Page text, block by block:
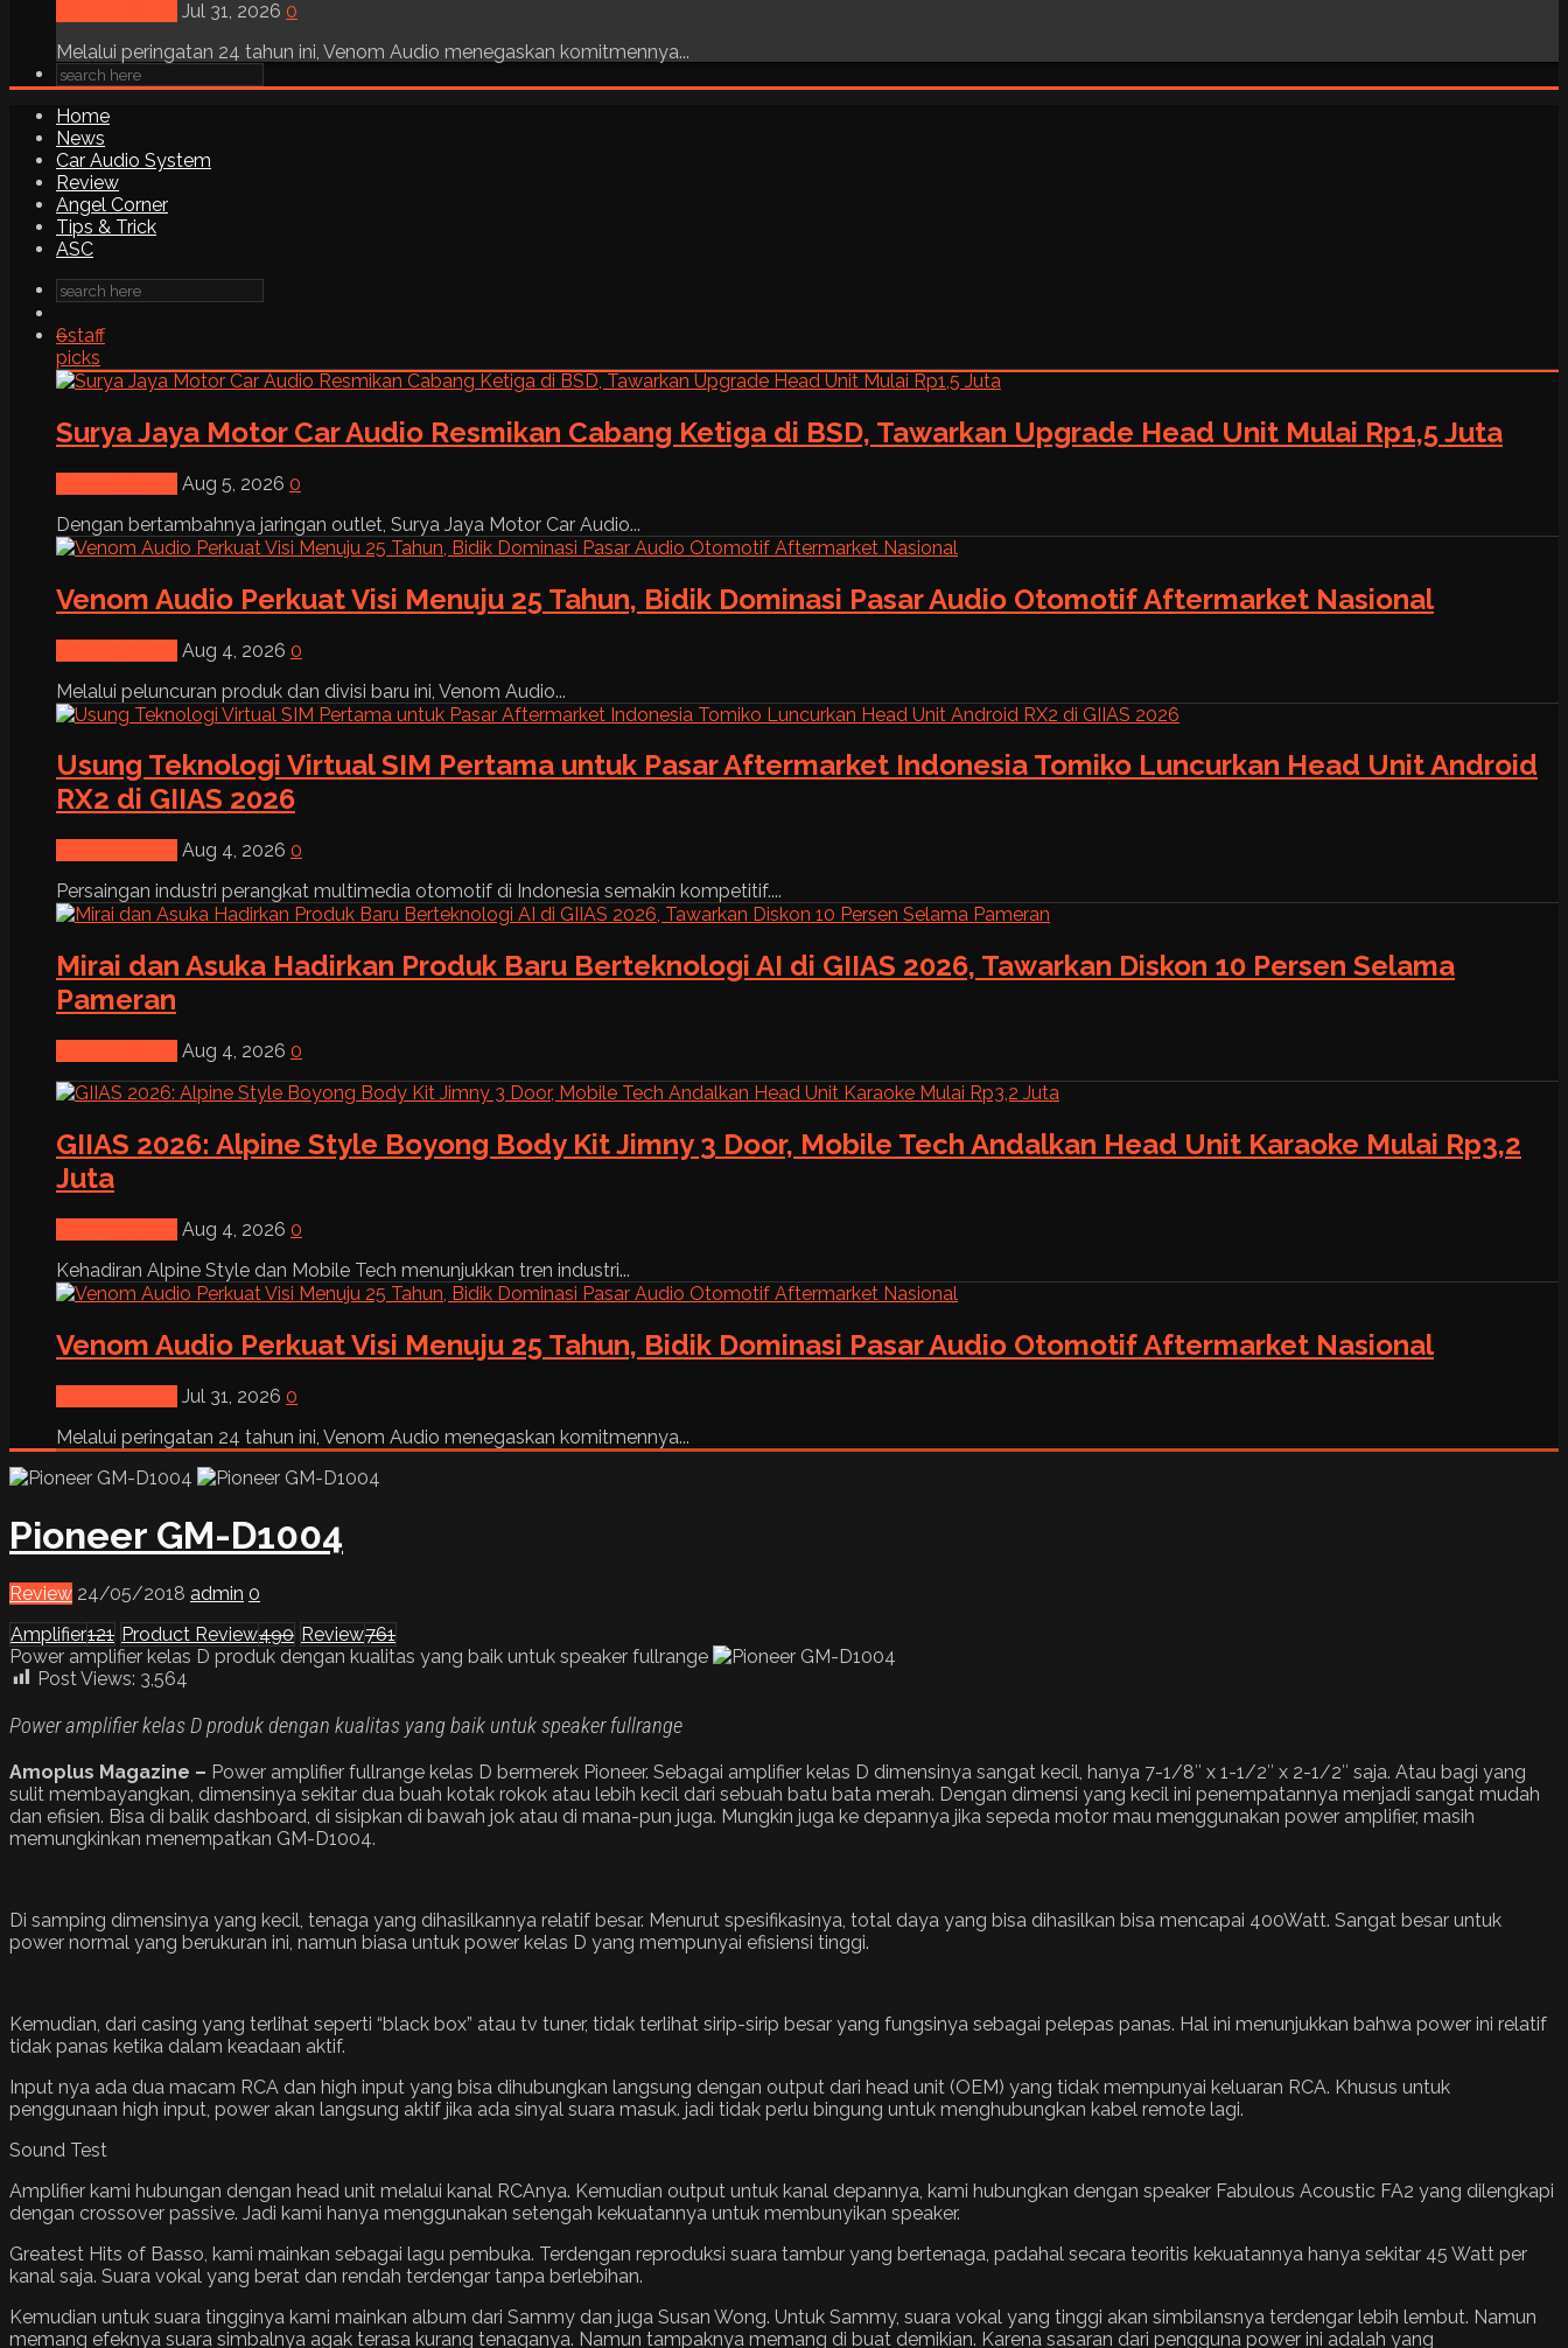
Jul 31, 2026 0
Melalui peringatan 24 tahun ini, Venom Audio menegaskan komitmennya...
Home
News
Car Audio System
Review
Angel Corner
Tips & Trick
ASC
6staff
picks
Surya Jaya Motor Car Audio Resmikan Cabang Ketiga di BSD, Tawarkan Upgrade Head Unit Mulai Rp1,5 Juta
Aug 5, 2026 0
Dengan bertambahnya jaringan outlet, Surya Jaya Motor Car Audio...
Venom Audio Perkuat Visi Menuju 25 Tahun, Bidik Dominasi Pasar Audio Otomotif Aftermarket Nasional
Aug 4, 2026 0
Melalui peluncuran produk dan divisi baru ini, Venom Audio...
Usung Teknologi Virtual SIM Pertama untuk Pasar Aftermarket Indonesia Tomiko Luncurkan Head Unit Android
RX2 di GIIAS 2026
Aug 4, 2026 0
Persaingan industri perangkat multimedia otomotif di Indonesia semakin kompetitif....
Mirai dan Asuka Hadirkan Produk Baru Berteknologi AI di GIIAS 2026, Tawarkan Diskon 10 Persen Selama
Pameran
Aug 4, 2026 0
GIIAS 2026: Alpine Style Boyong Body Kit Jimny 3 Door, Mobile Tech Andalkan Head Unit Karaoke Mulai Rp3,2
Juta
Aug 4, 2026 0
Kehadiran Alpine Style dan Mobile Tech menunjukkan tren industri...
Venom Audio Perkuat Visi Menuju 25 Tahun, Bidik Dominasi Pasar Audio Otomotif Aftermarket Nasional
Jul 31, 2026 0
Melalui peringatan 24 tahun ini, Venom Audio menegaskan komitmennya...
Pioneer GM-D1004
Review 24/05/2018 admin 0
Amplifier121 Product Review490 Review761
Power amplifier kelas D produk dengan kualitas yang baik untuk speaker fullrange
Post Views: 3,564
Power amplifier kelas D produk dengan kualitas yang baik untuk speaker fullrange
Amoplus Magazine – Power amplifier fullrange kelas D bermerek Pioneer. Sebagai amplifier kelas D dimensinya sangat kecil, hanya 7-1/8″ x 1-1/2″ x 2-1/2″ saja. Atau bagi yang
sulit membayangkan, dimensinya sekitar dua buah kotak rokok atau lebih kecil dari sebuah batu bata merah. Dengan dimensi yang kecil ini penempatannya menjadi sangat mudah
dan efisien. Bisa di balik dashboard, di sisipkan di bawah jok atau di mana-pun juga. Mungkin juga ke depannya jika sepeda motor mau menggunakan power amplifier, masih
memungkinkan menempatkan GM-D1004.
Di samping dimensinya yang kecil, tenaga yang dihasilkannya relatif besar. Menurut spesifikasinya, total daya yang bisa dihasilkan bisa mencapai 400Watt. Sangat besar untuk
power normal yang berukuran ini, namun biasa untuk power kelas D yang mempunyai efisiensi tinggi.
Kemudian, dari casing yang terlihat seperti “black box” atau tv tuner, tidak terlihat sirip-sirip besar yang fungsinya sebagai pelepas panas. Hal ini menunjukkan bahwa power ini relatif
tidak panas ketika dalam keadaan aktif.
Input nya ada dua macam RCA dan high input yang bisa dihubungkan langsung dengan output dari head unit (OEM) yang tidak mempunyai keluaran RCA. Khusus untuk
penggunaan high input, power akan langsung aktif jika ada sinyal suara masuk. jadi tidak perlu bingung untuk menghubungkan kabel remote lagi.
Sound Test
Amplifier kami hubungan dengan head unit melalui kanal RCAnya. Kemudian output untuk kanal depannya, kami hubungkan dengan speaker Fabulous Acoustic FA2 yang dilengkapi
dengan crossover passive. Jadi kami hanya menggunakan setengah kekuatannya untuk membunyikan speaker.
Greatest Hits of Basso, kami mainkan sebagai lagu pembuka. Terdengan reproduksi suara tambur yang bertenaga, padahal secara teoritis kekuatannya hanya sekitar 45 Watt per
kanal saja. Suara vokal yang berat dan rendah terdengar tanpa berlebihan.
Kemudian untuk suara tingginya kami mainkan album dari Sammy dan juga Susan Wong. Untuk Sammy, suara vokal yang tinggi akan simbilansnya terdengar lebih lembut. Namun
memang efeknya suara simbalnya agak terasa kurang tenaganya. Namun tampaknya memang di buat demikian. Karena sasaran dari pengguna power ini adalah yang